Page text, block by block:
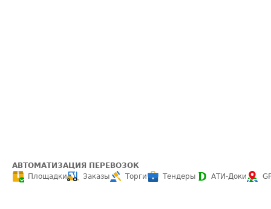
АВТОМАТИЗАЦИЯ ПЕРЕВОЗОК
Площадки
Заказы Торги Тендеры АТИ-Доки